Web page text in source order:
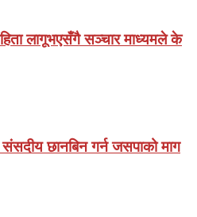
लागूभएसँगै सञ्चार माध्यमले के
छानबिन गर्न जसपाको माग